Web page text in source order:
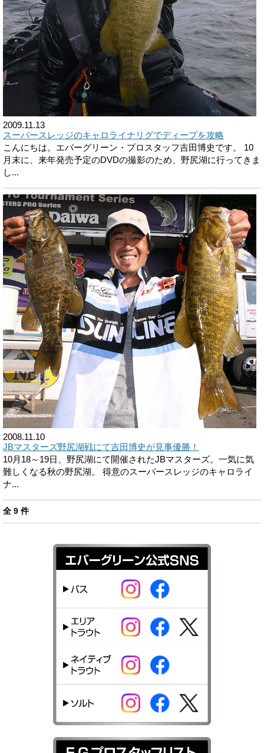
2009.11.13
スーパースレッジのキャロライナリグでディープを攻略
こんにちは。エバーグリーン・プロスタッフ吉田博史です。 10
月末に、来年発売予定のDVDの撮影のため、野尻湖に行ってきま
し...
2008.11.10
JBマスターズ野尻湖戦にて吉田博史が見事優勝！
10月18～19日、野尻湖にて開催されたJBマスターズ。一気に気
難しくなる秋の野尻湖。 得意のスーパースレッジのキャロライ
ナ...
全 9 件